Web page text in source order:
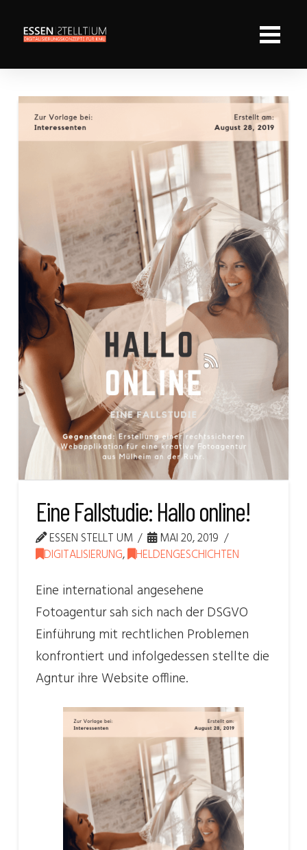
Eine Fallstudie: Hallo online!
ESSEN STELLT UM
MAI 20, 2019
DIGITALISIERUNG, HELDENGESCHICHTEN
Eine international angesehene
Fotoagentur sah sich nach der DSGVO
Einführung mit rechtlichen Problemen
konfrontiert und infolgedessen stellte die
Agntur ihre Website offline.